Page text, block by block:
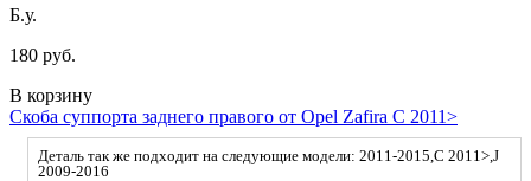
Б.у.
180 руб.
В корзину
Скоба суппорта заднего правого от Opel Zafira C 2011>
Деталь так же подходит на следующие модели: 2011-2015,C 2011>,J
2009-2016